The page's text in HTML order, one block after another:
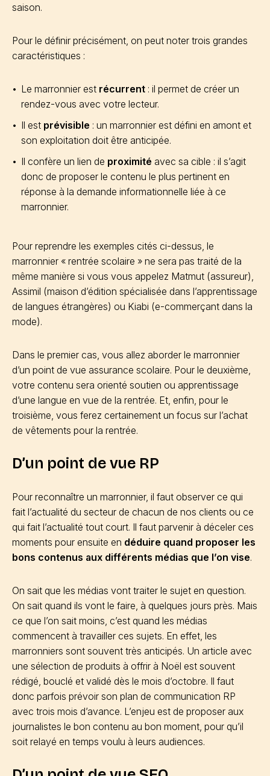
saison.
Pour le définir précisément, on peut noter trois grandes
caractéristiques :
Le marronnier est récurrent : il permet de créer un
rendez-vous avec votre lecteur.
Il est prévisible : un marronnier est défini en amont et
son exploitation doit être anticipée.
Il confère un lien de proximité avec sa cible : il s’agit
donc de proposer le contenu le plus pertinent en
réponse à la demande informationnelle liée à ce
marronnier.
Pour reprendre les exemples cités ci-dessus, le
marronnier « rentrée scolaire » ne sera pas traité de la
même manière si vous vous appelez Matmut (assureur),
Assimil (maison d’édition spécialisée dans l’apprentissage
de langues étrangères) ou Kiabi (e-commerçant dans la
mode).
Dans le premier cas, vous allez aborder le marronnier
d’un point de vue assurance scolaire. Pour le deuxième,
votre contenu sera orienté soutien ou apprentissage
d’une langue en vue de la rentrée. Et, enfin, pour le
troisième, vous ferez certainement un focus sur l’achat
de vêtements pour la rentrée.
D’un point de vue RP
Pour reconnaître un marronnier, il faut observer ce qui
fait l’actualité du secteur de chacun de nos clients ou ce
qui fait l’actualité tout court. Il faut parvenir à déceler ces
moments pour ensuite en déduire quand proposer les
bons contenus aux différents médias que l’on vise.
On sait que les médias vont traiter le sujet en question.
On sait quand ils vont le faire, à quelques jours près. Mais
ce que l’on sait moins, c’est quand les médias
commencent à travailler ces sujets. En effet, les
marronniers sont souvent très anticipés. Un article avec
une sélection de produits à offrir à Noël est souvent
rédigé, bouclé et validé dès le mois d’octobre. Il faut
donc parfois prévoir son plan de communication RP
avec trois mois d’avance. L’enjeu est de proposer aux
journalistes le bon contenu au bon moment, pour qu’il
soit relayé en temps voulu à leurs audiences.